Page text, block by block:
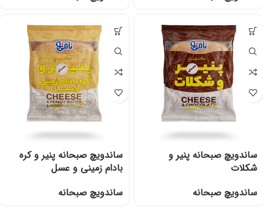
ساندویچ صبحانه پنیر و
شکلات
ساندویچ صبحانه
ساندویچ صبحانه پنیر و کره
بادام زمینی و عسل
ساندویچ صبحانه